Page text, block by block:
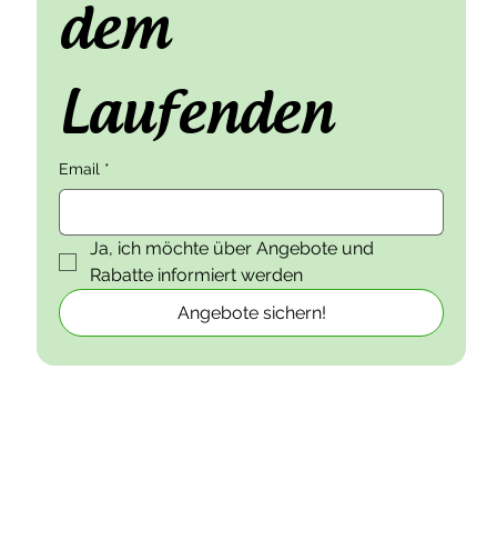
dem
Laufenden
Email *
Ja, ich möchte über Angebote und
Rabatte informiert werden
Angebote sichern!